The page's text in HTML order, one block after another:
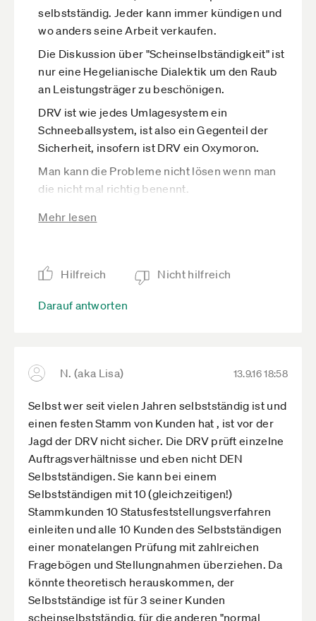
selbstständig. Jeder kann immer kündigen und
wo anders seine Arbeit verkaufen.
Die Diskussion über "Scheinselbständigkeit" ist
nur eine Hegelianische Dialektik um den Raub
an Leistungsträger zu beschönigen.
DRV ist wie jedes Umlagesystem ein
Schneeballsystem, ist also ein Gegenteil der
Sicherheit, insofern ist DRV ein Oxymoron.
Man kann die Probleme nicht lösen wenn man
die nicht mal richtig benennt.
Marxismus so verseucht, dass man die gar nicht
Beispiel: Ein Mitarbeiter verkauft (gibt) seine
Arbeit, ist also Definition bedingt ein
Arbeitgeber.
gequert - Um die Mitarbeiter in erniedrigender
nehmen, sowohl die Bezahlung wie auch „die
Arbeit“, also Menschen die total „abhängig“
sind, wie Kleinkinder um die man sich ständig
kümmern muss.
[1]www.caseyresearch.com­/articles/­…h-
language
Mehr lesen
Hilfreich Nicht hilfreich
Darauf antworten
N. (aka Lisa) 13.9.16 18:58
Selbst wer seit vielen Jahren selbstständig ist und
einen festen Stamm von Kunden hat , ist vor der
Jagd der DRV nicht sicher. Die DRV prüft einzelne
Auftragsverhältnisse und eben nicht DEN
Selbstständigen. Sie kann bei einem
Selbstständigen mit 10 (gleichzeitigen!)
Stammkunden 10 Statusfeststellungsverfahren
einleiten und alle 10 Kunden des Selbstständigen
einer monatelangen Prüfung mit zahlreichen
Fragebögen und Stellungnahmen überziehen. Da
könnte theoretisch herauskommen, der
Selbstständige ist für 3 seiner Kunden
scheinselbstständig, für die anderen "normal